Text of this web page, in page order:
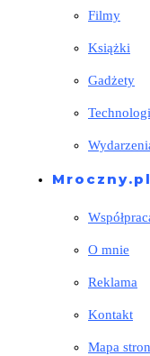
Filmy
Książki
Gadżety
Mroczny.pl
O mnie
Reklama
Kontakt
Mapa